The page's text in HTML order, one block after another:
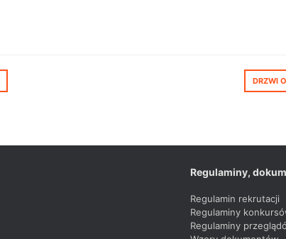
DRZWI
Regulaminy,
Regulamin rekrutacji
Regulaminy
Regulaminy